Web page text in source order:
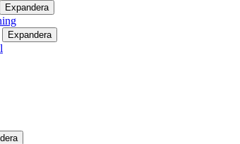
Expandera
Expandera